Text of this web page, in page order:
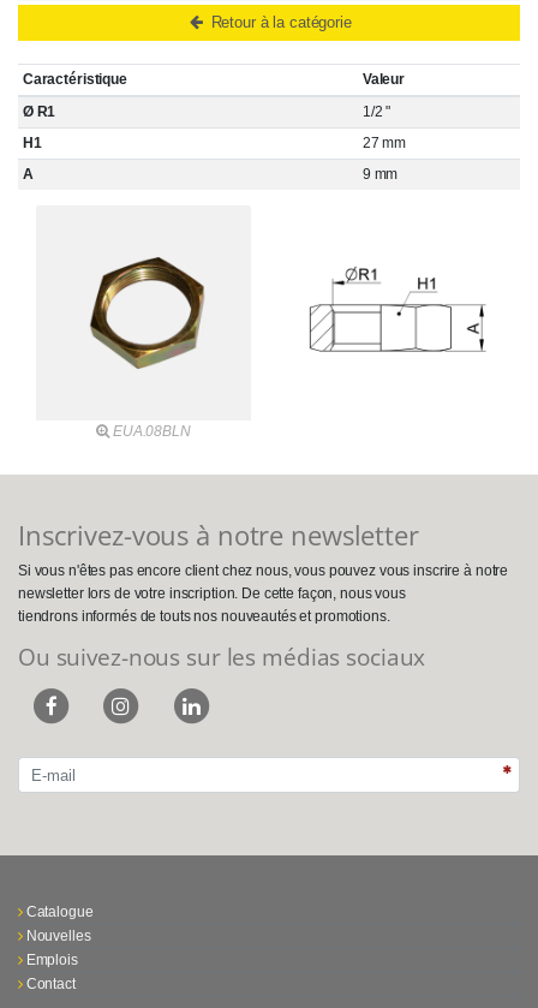
Caractéristique
Valeur
Ø R1
1/2 "
H1
27 mm
A
9 mm
EUA.08BLN
Retour à la catégorie
Inscrivez-vous à notre newsletter
Si vous n'êtes pas encore client chez nous, vous pouvez vous inscrire à notre
newsletter lors de votre inscription. De cette façon, nous vous
tiendrons informés de touts nos nouveautés et promotions.
Ou suivez-nous sur les médias sociaux
Catalogue
Nouvelles
Emplois
Contact